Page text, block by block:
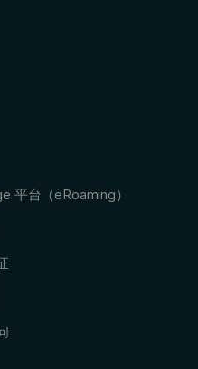
平台（eRoaming）